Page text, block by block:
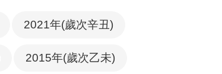
2021年(歲次辛丑)
2015年(歲次乙未)